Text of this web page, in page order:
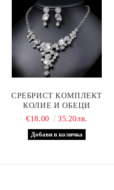
СРЕБРИСТ КОМПЛЕКТ
КОЛИЕ И ОБЕЦИ
€18.00
35.20лв.